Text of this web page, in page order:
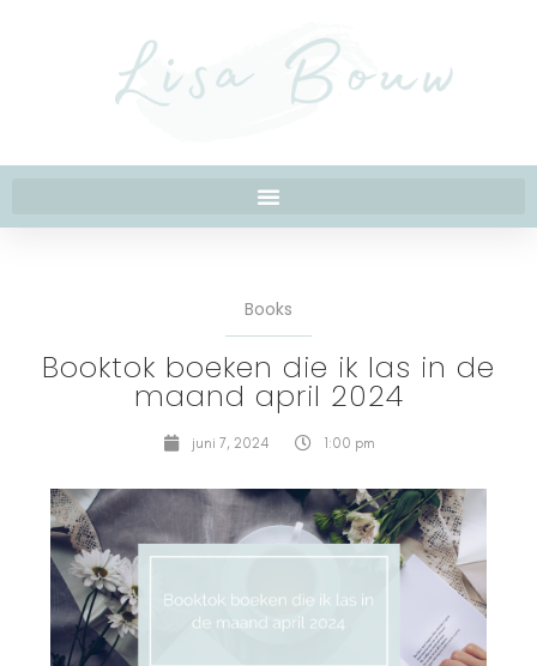
Books
Booktok boeken die ik las in de
maand april 2024
juni 7, 2024 1:00 pm